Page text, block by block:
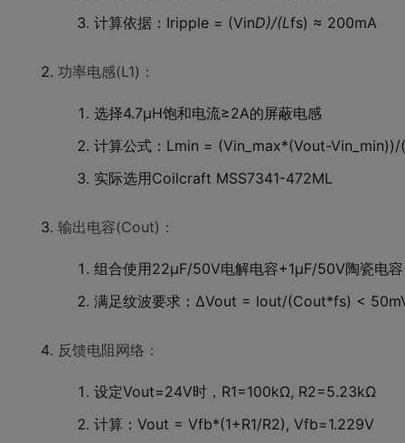
计算依据：Iripple = (VinD)/(Lfs) ≈ 200mA
功率电感(L1)：
选择4.7μH饱和电流≥2A的屏蔽电感
计算公式：Lmin = (Vin_max*(Vout-Vin_min))/
实际选用Coilcraft MSS7341-472ML
输出电容(Cout)：
组合使用22μF/50V电解电容+1μF/50V陶瓷电容
满足纹波要求：ΔVout = Iout/(Cout*fs) <
反馈电阻网络：
设定Vout=24V时，R1=100kΩ, R2=5.23kΩ
计算：Vout = Vfb*(1+R1/R2), Vfb=1.229V